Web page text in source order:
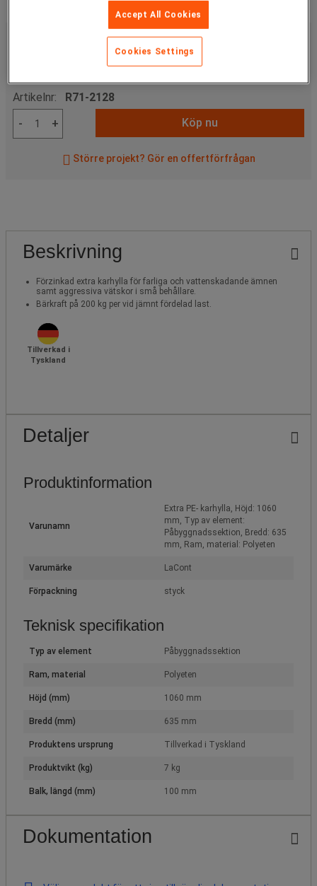
exkl. moms
Artikelnr: R71-2128
-
+ Köp nu
Större projekt? Gör en offertförfrågan
Beskrivning
Förzinkad extra karhylla för farliga och vattenskadande ämnen
samt aggressiva vätskor i små behållare.
Bärkraft på 200 kg per vid jämnt fördelad last.
Tillverkad i
Tyskland
Detaljer
Produktinformation
Varunamn
Extra PE- karhylla, Höjd: 1060
mm, Typ av element:
Påbyggnadssektion, Bredd: 635
mm, Ram, material: Polyeten
Varumärke LaCont
Förpackning styck
Teknisk specifikation
Typ av element Påbyggnadssektion
Ram, material Polyeten
Höjd (mm) 1060 mm
Bredd (mm) 635 mm
Produktens ursprung Tillverkad i Tyskland
Produktvikt (kg) 7 kg
Balk, längd (mm) 100 mm
Dokumentation
Accept All Cookies
Cookies Settings